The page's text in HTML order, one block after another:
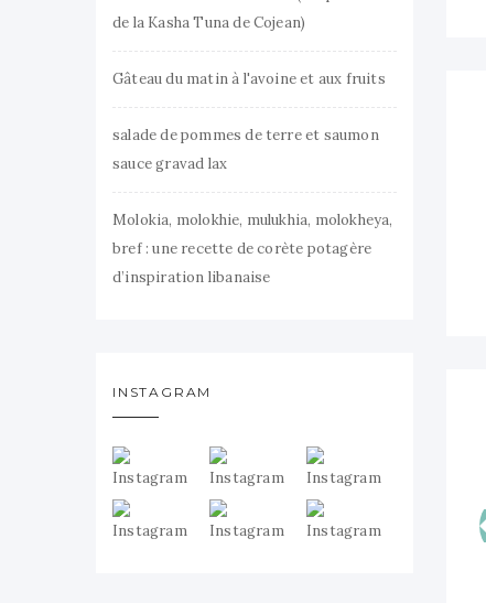
de la Kasha Tuna de Cojean)
Gâteau du matin à l'avoine et aux fruits
salade de pommes de terre et saumon
sauce gravad lax
Molokia, molokhie, mulukhia, molokheya,
bref : une recette de corète potagère
d’inspiration libanaise
INSTAGRAM